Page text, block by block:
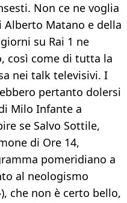
Non ce ne voglia
Matano e della
su Rai 1 ne
così come di tutta la
nei talk televisivi. I
pertanto dolersi
Milo Infante a
se Salvo Sottile,
di Ore 14,
pomeridiano a
al neologismo
che non è certo bello,